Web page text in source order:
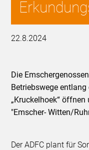
22.8.2024
Die
Betriebswege
„Kruckelhoek“
"Emscher- Witten/
Der ADFC plant für